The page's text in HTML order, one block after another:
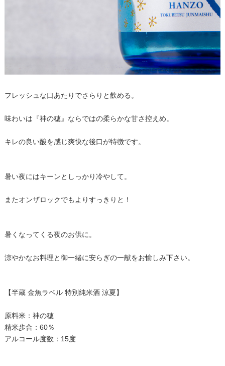
フレッシュな口あたりでさらりと飲める。
味わいは『神の穂』ならではの柔らかな甘さ控えめ。
キレの良い酸を感じ爽快な後口が特徴です。
暑い夜にはキーンとしっかり冷やして。
またオンザロックでもよりすっきりと！
暑くなってくる夜のお供に。
涼やかなお料理と御一緒に安らぎの一献をお愉しみ下さい。
【半蔵 金魚ラベル 特別純米酒 涼夏】
原料米：神の穂
精米歩合：60％
アルコール度数：15度